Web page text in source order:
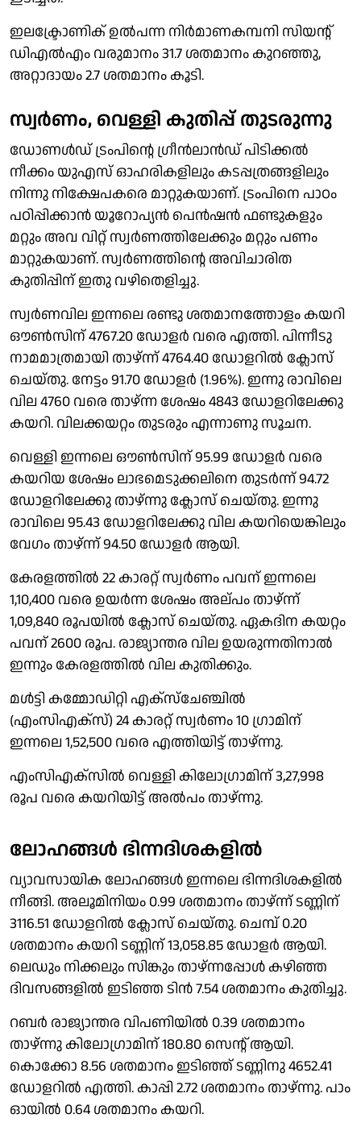
ഇലക്ട്രോണിക് ഉൽപന്ന നിർമാണകമ്പനി സിയൻ്റ്
ഡിഎൽഎം വരുമാനം 31.7 ശതമാനം കുറഞ്ഞു,
അറ്റാദായം 2.7 ശതമാനം കൂടി.
സ്വർണം, വെള്ളി കുതിപ്പ് തുടരുന്നു
ഡോണൾഡ് ട്രംപിൻ്റെ ഗ്രീൻലാൻഡ് പിടിക്കൽ
നീക്കം യുഎസ് ഓഹരികളിലും കടപ്പത്രങ്ങളിലും
നിന്നു നിക്ഷേപകരെ മാറ്റുകയാണ്. ട്രംപിനെ പാഠം
പഠിപ്പിക്കാൻ യൂറോപ്യൻ പെൻഷൻ ഫണ്ടുകളും
മറ്റും അവ വിറ്റ് സ്വർണത്തിലേക്കും മറ്റും പണം
മാറ്റുകയാണ്. സ്വർണത്തിൻ്റെ അവിചാരിത
കുതിപ്പിന് ഇതു വഴിതെളിച്ചു.
സ്വർണവില ഇന്നലെ രണ്ടു ശതമാനത്തോളം കയറി
ഔൺസിന് 4767.20 ഡോളർ വരെ എത്തി. പിന്നീടു
നാമമാത്രമായി താഴ്ന്ന് 4764.40 ഡോളറിൽ ക്ലോസ്
ചെയ്തു. നേട്ടം 91.70 ഡോളർ (1.96%). ഇന്നു രാവിലെ
വില 4760 വരെ താഴ്‌ന്ന ശേഷം 4843 ഡോളറിലേക്കു
കയറി. വിലക്കയറ്റം തുടരും എന്നാണു സൂചന.
വെള്ളി ഇന്നലെ ഔൺസിന് 95.99 ഡോളർ വരെ
കയറിയ ശേഷം ലാഭമെടുക്കലിനെ തുടർന്ന് 94.72
ഡോളറിലേക്കു താഴ്‌ന്നു ക്ലോസ് ചെയ്തു. ഇന്നു
രാവിലെ 95.43 ഡോളറിലേക്കു വില കയറിയെങ്കിലും
വേഗം താഴ്‌ന്ന് 94.50 ഡോളർ ആയി.
കേരളത്തിൽ 22 കാരറ്റ് സ്വർണം പവന് ഇന്നലെ
1,10,400 വരെ ഉയർന്ന ശേഷം അല്പം താഴ്‌ന്ന്
1,09,840 രൂപയിൽ ക്ലോസ് ചെയ്തു. ഏകദിന കയറ്റം
പവന് 2600 രൂപ. രാജ്യാന്തര വില ഉയരുന്നതിനാൽ
ഇന്നും കേരളത്തിൽ വില കുതിക്കും.
മൾട്ടി കമ്മോഡിറ്റി എക്സ്ചേഞ്ചിൽ
(എംസിഎക്സ്) 24 കാരറ്റ് സ്വർണം 10 ഗ്രാമിന്
ഇന്നലെ 1,52,500 വരെ എത്തിയിട്ട് താഴ്‌ന്നു.
എംസിഎക്സിൽ വെള്ളി കിലോഗ്രാമിന് 3,27,998
രൂപ വരെ കയറിയിട്ട് അൽപം താഴ്ന്നു.
ലോഹങ്ങൾ ഭിന്നദിശകളിൽ
വ്യാവസായിക ലോഹങ്ങൾ ഇന്നലെ ഭിന്നദിശകളിൽ
നീങ്ങി. അലൂമിനിയം 0.99 ശതമാനം താഴ്‌ന്ന് ടണ്ണിന്
3116.51 ഡോളറിൽ ക്ലോസ് ചെയ്തു. ചെമ്പ് 0.20
ശതമാനം കയറി ടണ്ണിന് 13,058.85 ഡോളർ ആയി.
ലെഡും നിക്കലും സിങ്കും താഴ്ന്നപ്പോൾ കഴിഞ്ഞ
ദിവസങ്ങളിൽ ഇടിഞ്ഞ ടിൻ 7.54 ശതമാനം കുതിച്ചു.
റബർ രാജ്യാന്തര വിപണിയിൽ 0.39 ശതമാനം
താഴ്‌ന്നു കിലോഗ്രാമിന് 180.80 സെൻ്റ് ആയി.
കൊക്കോ 8.56 ശതമാനം ഇടിഞ്ഞ് ടണ്ണിനു 4652.41
ഡോളറിൽ എത്തി. കാപ്പി 2.72 ശതമാനം താഴ്ന്നു. പാം
ഓയിൽ 0.64 ശതമാനം കയറി.